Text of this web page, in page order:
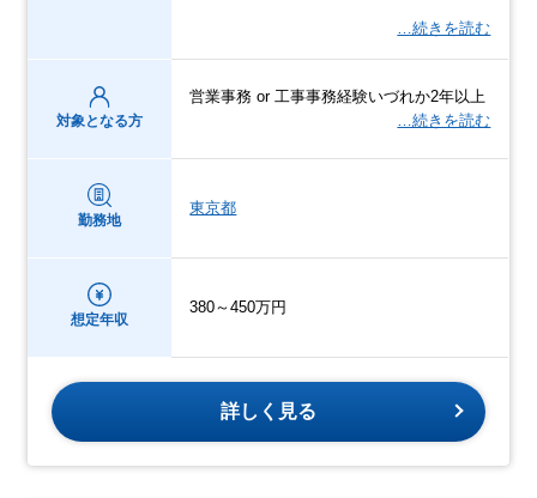
…続きを読む
対象となる方
営業事務 or 工事事務経験いづれか2年以上
…続きを読む
勤務地
東京都
想定年収
380～450万円
詳しく見る